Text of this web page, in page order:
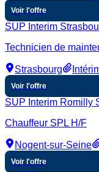
Voir l'offre
SUP Interim
Technicien de
Strasbourg
Voir l'offre
SUP Interim Romilly
Chauffeur SPL H/F
Nogent-sur-Seine
Voir l'offre